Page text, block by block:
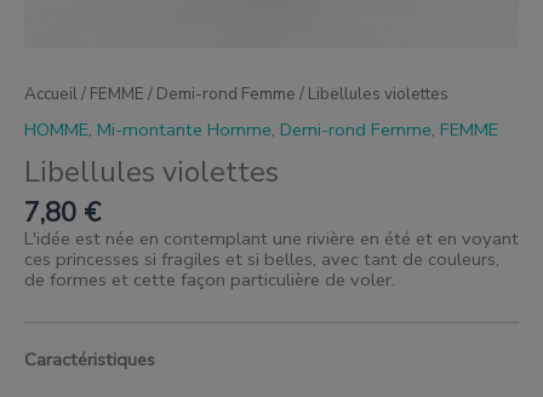
Accueil/ FEMME / Demi-rond Femme / Libellules violettes
HOMME, Mi-montante Homme, Demi-rond Femme, FEMME
Libellules violettes
7,80 €
L'idée est née en contemplant une rivière en été et en voyant
ces princesses si fragiles et si belles, avec tant de couleurs,
de formes et cette façon particulière de voler.
Caractéristiques